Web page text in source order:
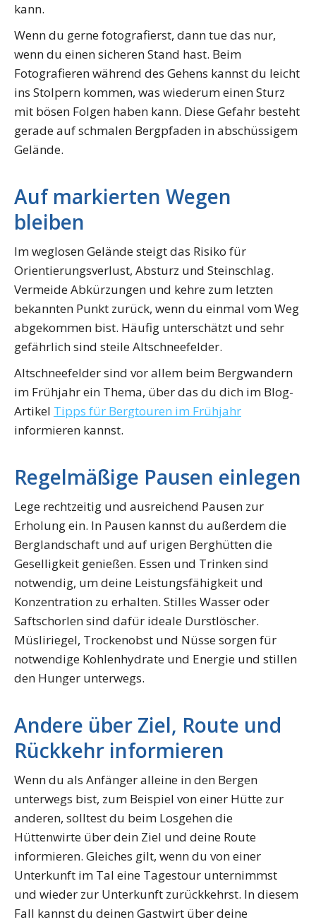
kann.
Wenn du gerne fotografierst, dann tue das nur,
wenn du einen sicheren Stand hast. Beim
Fotografieren während des Gehens kannst du leicht
ins Stolpern kommen, was wiederum einen Sturz
mit bösen Folgen haben kann. Diese Gefahr besteht
gerade auf schmalen Bergpfaden in abschüssigem
Gelände.
Auf markierten Wegen
bleiben
Im weglosen Gelände steigt das Risiko für
Orientierungsverlust, Absturz und Steinschlag.
Vermeide Abkürzungen und kehre zum letzten
bekannten Punkt zurück, wenn du einmal vom Weg
abgekommen bist. Häufig unterschätzt und sehr
gefährlich sind steile Altschneefelder.
Altschneefelder sind vor allem beim Bergwandern
im Frühjahr ein Thema, über das du dich im Blog-
Artikel Tipps für Bergtouren im Frühjahr
informieren kannst.
Regelmäßige Pausen einlegen
Lege rechtzeitig und ausreichend Pausen zur
Erholung ein. In Pausen kannst du außerdem die
Berglandschaft und auf urigen Berghütten die
Geselligkeit genießen. Essen und Trinken sind
notwendig, um deine Leistungsfähigkeit und
Konzentration zu erhalten. Stilles Wasser oder
Saftschorlen sind dafür ideale Durstlöscher.
Müsliriegel, Trockenobst und Nüsse sorgen für
notwendige Kohlenhydrate und Energie und stillen
den Hunger unterwegs.
Andere über Ziel, Route und
Rückkehr informieren
Wenn du als Anfänger alleine in den Bergen
unterwegs bist, zum Beispiel von einer Hütte zur
anderen, solltest du beim Losgehen die
Hüttenwirte über dein Ziel und deine Route
informieren. Gleiches gilt, wenn du von einer
Unterkunft im Tal eine Tagestour unternimmst
und wieder zur Unterkunft zurückkehrst. In diesem
Fall kannst du deinen Gastwirt über deine